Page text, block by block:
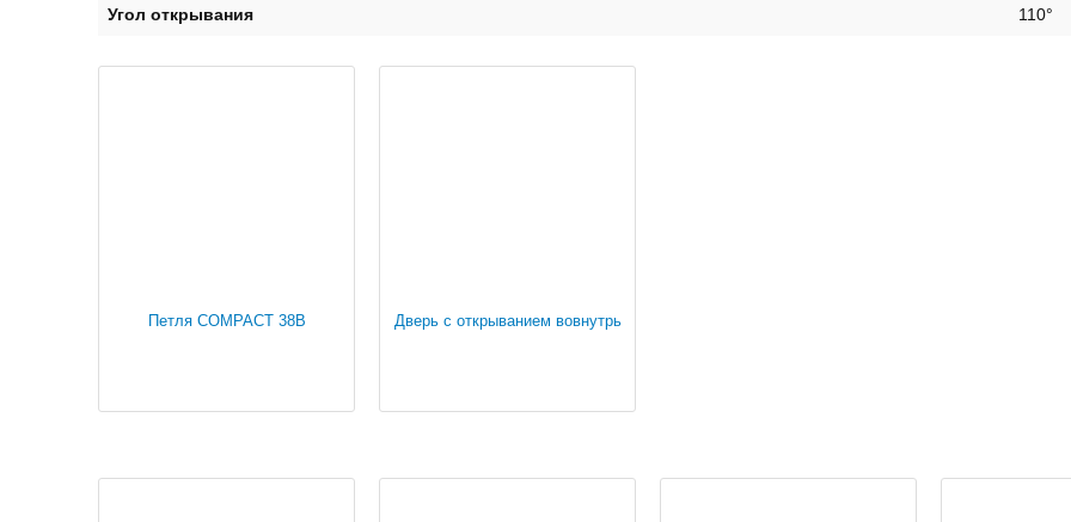
Угол открывания 110°
Петля COMPACT 38B Дверь с открыванием вовнутрь